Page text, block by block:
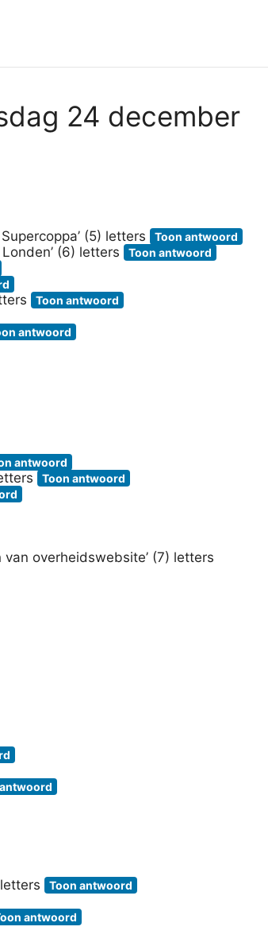
24 december
(5) letters Toon antwoord
(6) letters Toon antwoord
Toon antwoord
antwoord
antwoord
Toon antwoord
van overheidswebsite’ (7) letters
Toon antwoord
antwoord